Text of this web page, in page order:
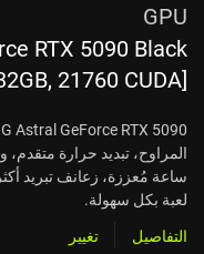
GPU
RTX 5090 Black
21760 CUDA]
المراوح، تبديد حرارة
ساعة مُعززة، زعانف تبريد
لعبة بكل سهولة.
التفاصيل
تغيير